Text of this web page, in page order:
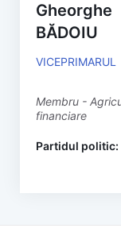
Gheorghe
BĂDOIU
VICEPRIMARUL
membru - Agricultură, activităţi economico-
financiare
Partidul politic: